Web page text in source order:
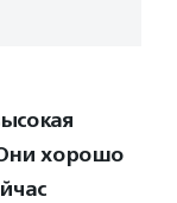
хорошо